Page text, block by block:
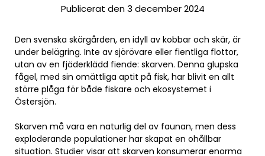
Publicerat den 3 december 2024
Den svenska skärgården, en idyll av kobbar och skär, är
under belägring. Inte av sjörövare eller fientliga flottor,
utan av en fjäderklädd fiende: skarven. Denna glupska
fågel, med sin omättliga aptit på fisk, har blivit en allt
större plåga för både fiskare och ekosystemet i
Östersjön.
Skarven må vara en naturlig del av faunan, men dess
exploderande populationer har skapat en ohållbar
situation. Studier visar att skarven konsumerar enorma